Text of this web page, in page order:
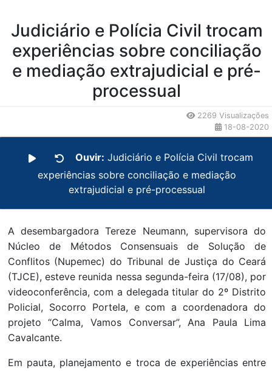
Judiciário e Polícia Civil trocam
experiências sobre conciliação
e mediação extrajudicial e pré-
processual
2269 Visualizações
18-08-2020
Ouvir: Judiciário e Polícia Civil trocam
experiências sobre conciliação e mediação
extrajudicial e pré-processual
A desembargadora Tereze Neumann, supervisora do
Núcleo de Métodos Consensuais de Solução de
Conflitos (Nupemec) do Tribunal de Justiça do Ceará
(TJCE), esteve reunida nessa segunda-feira (17/08), por
videoconferência, com a delegada titular do 2º Distrito
Policial, Socorro Portela, e com a coordenadora do
projeto “Calma, Vamos Conversar”, Ana Paula Lima
Cavalcante.
Em pauta, planejamento e troca de experiências entre